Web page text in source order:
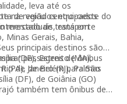
leva até os
de veículos equipados
mercado de transporte
na região centro-oeste do
está em
Minas Gerais, Bahia,
principais destinos são
(DF), Estreito (MA),
de Janeiro (RJ), Palmas
passagens de ônibus
(PA), de Belém para São
(DF), de Goiânia (GO)
também tem ônibus de